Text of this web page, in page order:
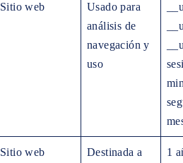
Sitio web
Usado para
análisis de
navegación y
uso
Sitio web
Destinada a
1